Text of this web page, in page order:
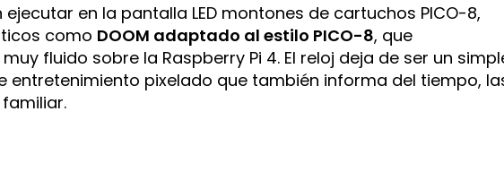
en la pantalla LED montones de cartuchos PICO-8,
como DOOM adaptado al estilo PICO-8, que
fluido sobre la Raspberry Pi 4. El reloj deja de ser un
entretenimiento pixelado que también informa del tiempo,